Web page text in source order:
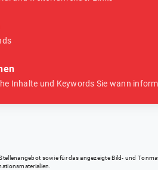
Inhalte und Keywords Sie wann
sowie für das angezeigte Bild- und